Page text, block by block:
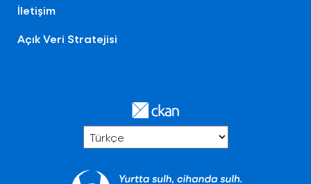
İletişim
Açık Veri Stratejisi